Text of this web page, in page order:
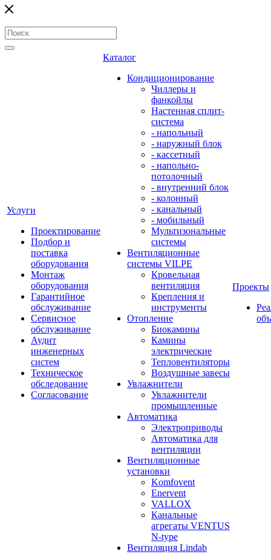
Услуги
Проектирование
Подбор и
поставка
оборудования
Монтаж
оборудования
Гарантийное
обслуживание
Сервисное
обслуживание
Аудит
инженерных
систем
Техническое
обследование
Согласование
Каталог
Кондиционирование
Чиллеры и
фанкойлы
Настенная сплит-
система
- напольный
- наружный блок
- кассетный
- напольно-
потолочный
- внутренний блок
- колонный
- канальный
- мобильный
Мультизональные
системы
Вентиляционные
системы VILPE
Кровельная
вентиляция
Крепления и
инструменты
Отопление
Биокамины
Камины
электрические
Тепловентиляторы
Воздушные завесы
Увлажнители
Увлажнители
промышленные
Автоматика
Электроприводы
Автоматика для
вентиляции
Вентиляционные
установки
Komfovent
Enervent
VALLOX
Канальные
агрегаты VENTUS
N-type
Вентиляция Lindab
Проекты